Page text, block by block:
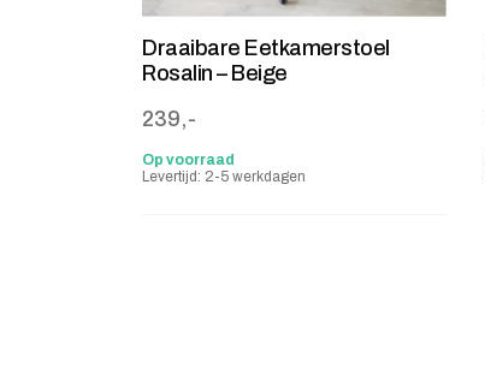
Draaibare Eetkamerstoel
Rosalin – Beige
239,-
Op voorraad
Levertijd: 2-5 werkdagen